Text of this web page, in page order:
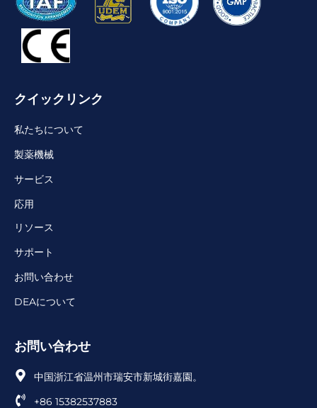
クイックリンク
私たちについて
製薬機械
サービス
応用
リソース
サポート
お問い合わせ
DEAについて
お問い合わせ
中国浙江省温州市瑞安市新城街嘉園。
+86 15382537883